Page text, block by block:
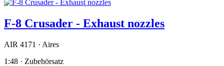
F-8 Crusader - Exhaust nozzles
AIR 4171 · Aires
1:48 · Zubehörsatz